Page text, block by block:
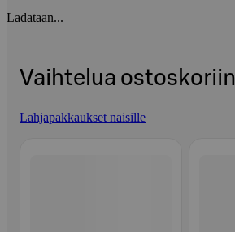
Ladataan...
Vaihtelua ostoskoriin
Lahjapakkaukset naisille